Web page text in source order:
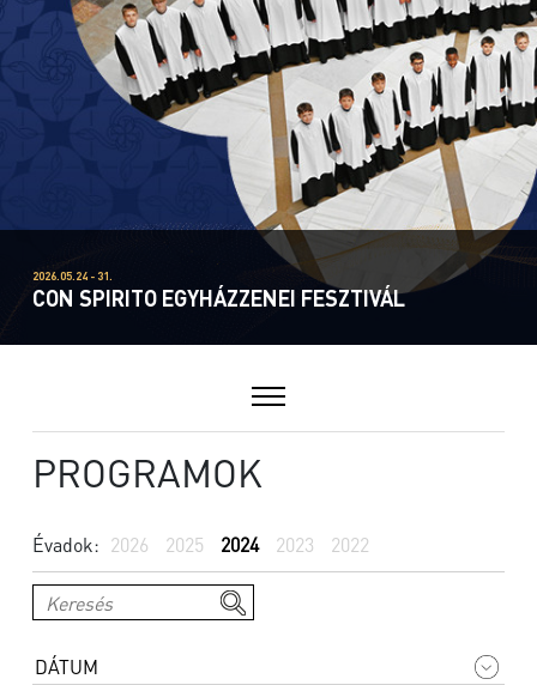
2026.05.24 - 31.
CON SPIRITO EGYHÁZZENEI FESZTIVÁL
PROGRAMOK
Évadok: 2026 2025 2024 2023 2022